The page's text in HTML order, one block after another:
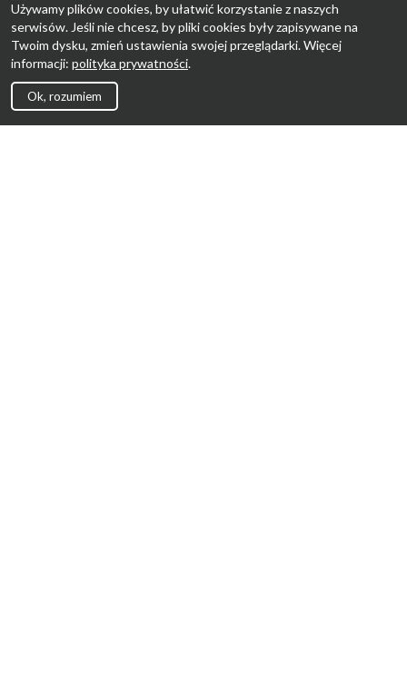
Używamy plików cookies, by ułatwić korzystanie z naszych
serwisów. Jeśli nie chcesz, by pliki cookies były zapisywane na
Twoim dysku, zmień ustawienia swojej przeglądarki. Więcej
informacji: polityka prywatności.
Ok, rozumiem